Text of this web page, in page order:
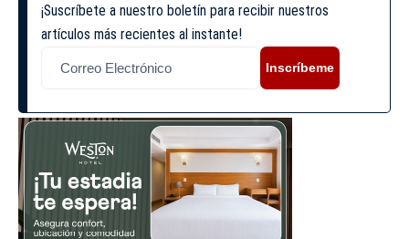
¡Suscríbete a nuestro boletín para recibir nuestros
artículos más recientes al instante!
Inscríbeme